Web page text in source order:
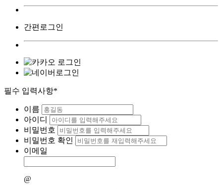
간편로그인
필수 입력사항*
이름
아이디
비밀번호
비밀번호 확인
이메일
@